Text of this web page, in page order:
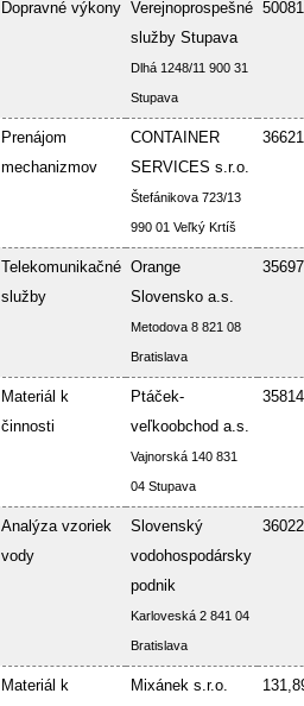
Dopravné výkony Verejnoprospešné
služby Stupava
Dlhá 1248/11 900 31
Stupava
Prenájom
mechanizmov
CONTAINER
SERVICES s.r.o.
Štefánikova 723/13
990 01 Veľký Krtíš
Telekomunikačné
služby
Orange
Slovensko a.s.
Metodova 8 821 08
Bratislava
Materiál k
činnosti
Ptáček-
veľkoobchod a.s.
Vajnorská 140 831
04 Stupava
Analýza vzoriek
vody
Slovenský
vodohospodársky
podnik
Karloveská 2 841 04
Bratislava
Materiál k
Mixánek s.r.o.